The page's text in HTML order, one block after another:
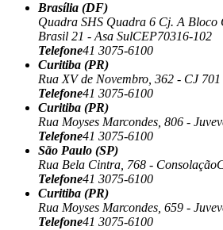
Brasília (DF)
Quadra SHS Quadra 6 Cj. A Bloco
Brasil 21 - Asa SulCEP70316-102
Telefone41 3075-6100
Curitiba (PR)
Rua XV de Novembro, 362 - CJ
Telefone41 3075-6100
Curitiba (PR)
Rua Moyses Marcondes, 806 -
Telefone41 3075-6100
São Paulo (SP)
Rua Bela Cintra, 768 - Consolação
Telefone41 3075-6100
Curitiba (PR)
Rua Moyses Marcondes, 659 -
Telefone41 3075-6100